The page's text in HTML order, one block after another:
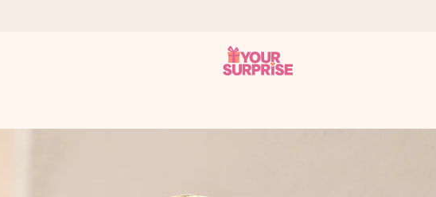
es blitzschnell – damit du es genau zum richtigen Zeitpunkt überreichen